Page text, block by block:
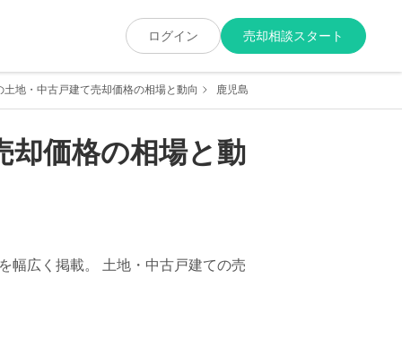
ログイン 売却相談スタート
地・中古戸建て売却価格の相場と動向 鹿児島県鹿児島市喜入一倉町の土地
却価格の相場と動
幅広く掲載。 土地・中古戸建ての売